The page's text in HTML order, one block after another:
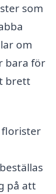
som
om
bara för
brett
florister
på att